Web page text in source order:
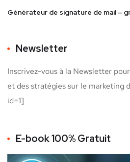
Générateur de signature de mail –
Newsletter
Inscrivez-vous à la Newsletter
et des stratégies sur le marketing
id=1]
E-book 100% Gratuit